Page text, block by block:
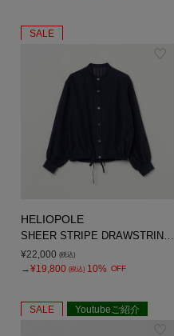
SALE
HELIOPOLE
SHEER STRIPE DRAWSTRING SHIRT
¥22,000 (税込)
→¥19,800 (税込) 10% OFF
SALE Youtubeご紹介